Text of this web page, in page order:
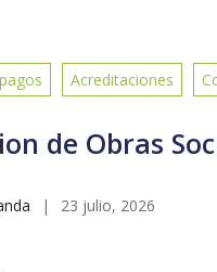
Acreditaciones
de Obras
| 23 julio, 2026